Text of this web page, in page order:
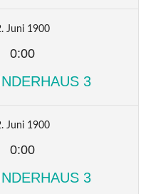
Juni 1900
0:00
3
Juni 1900
0:00
3